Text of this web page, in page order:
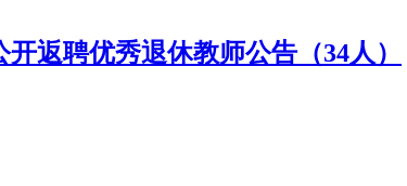
返聘优秀退休教师公告（34人）